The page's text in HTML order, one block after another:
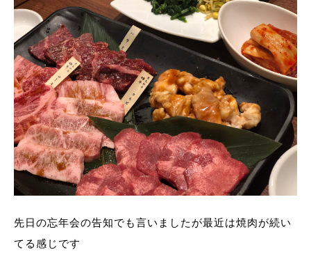
先日の忘年会の告知でも言いましたが最近は焼肉が続い
てる感じです